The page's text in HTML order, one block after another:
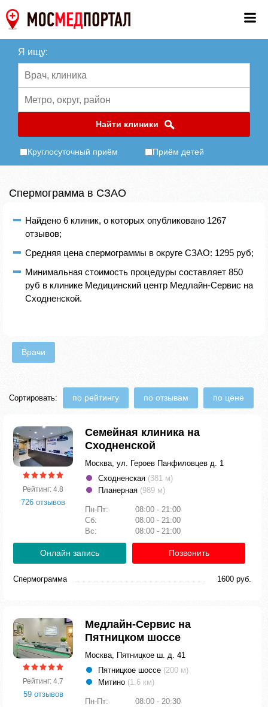
Я ищу:
Найти клиники
Круглосуточный приём Приём детей
Спермограмма в СЗАО
Найдено 6 клиник, о которых опубликовано 1267
отзывов;
Средняя цена спермограммы в округе СЗАО: 1295 руб;
Минимальная стоимость процедуры составляет 850
руб в клинике Медицинский центр Медлайн-Сервис на
Сходненской.
Врачи
Сортировать: по рейтингу по отзывам по цене
Рейтинг: 4.8
726 отзывов
Семейная клиника на
Сходненской
Москва, ул. Героев Панфиловцев д. 1
Сходненская (381 м)
Планерная (989 м)
Пн-Пт:
08:00 - 21:00
Сб:
08:00 - 21:00
Вс:
08:00 - 21:00
Онлайн запись Позвонить
Спермограмма 1600 руб.
Рейтинг: 4.7
59 отзывов
Медлайн-Сервис на
Пятницком шоссе
Москва, Пятницкое ш. д. 41
Пятницкое шоссе (200 м)
Митино (1.6 км)
Пн-Пт:
08:00 - 20:30